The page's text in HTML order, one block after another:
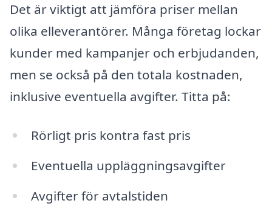
Det är viktigt att jämföra priser mellan
olika elleverantörer. Många företag lockar
kunder med kampanjer och erbjudanden,
men se också på den totala kostnaden,
inklusive eventuella avgifter. Titta på:
Rörligt pris kontra fast pris
Eventuella uppläggningsavgifter
Avgifter för avtalstiden